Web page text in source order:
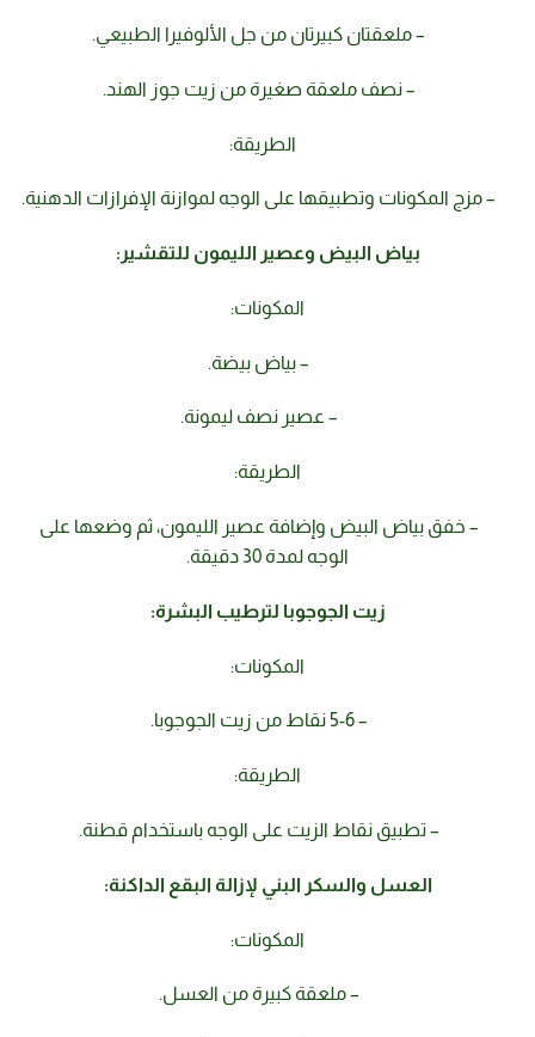
– ملعقتان كبيرتان من جل الألوفيرا الطبيعي.
– نصف ملعقة صغيرة من زيت جوز الهند.
الطريقة:
– مزج المكونات وتطبيقها على الوجه لموازنة الإفرازات الدهنية.
بياض البيض وعصير الليمون للتقشير:
المكونات:
– بياض بيضة.
– عصير نصف ليمونة.
الطريقة:
– خفق بياض البيض وإضافة عصير الليمون، ثم وضعها على
الوجه لمدة 30 دقيقة.
زيت الجوجوبا لترطيب البشرة:
المكونات:
– 5-6 نقاط من زيت الجوجوبا.
الطريقة:
– تطبيق نقاط الزيت على الوجه باستخدام قطنة.
العسل والسكر البني لإزالة البقع الداكنة:
المكونات:
– ملعقة كبيرة من العسل.